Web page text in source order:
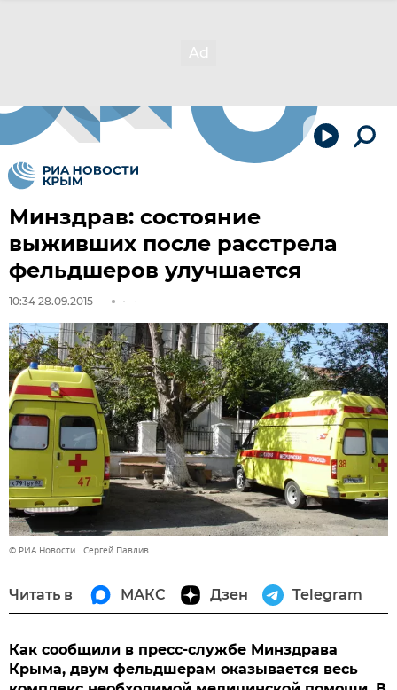
Минздрав: состояние
выживших после расстрела
фельдшеров улучшается
10:34 28.09.2015
© РИА Новости . Сергей Павлив
Читать в МАКС Дзен Telegram
Как сообщили в пресс-службе Минздрава
Крыма, двум фельдшерам оказывается весь